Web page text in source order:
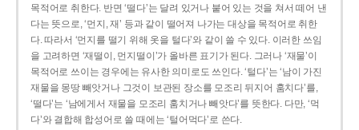
목적어로 취한다. 반면 ‘떨다’는 달려 있거나 붙어 있는 것을 쳐서 떼어 낸
다는 뜻으로, ‘먼지, 재’ 등과 같이 떨어져 나가는 대상을 목적어로 취한
다. 따라서 ‘먼지를 떨기 위해 옷을 털다’와 같이 쓸 수 있다. 이러한 쓰임
을 고려하면 ‘재떨이, 먼지떨이’가 올바른 표기가 된다. 그러나 ‘재물’이
목적어로 쓰이는 경우에는 유사한 의미로도 쓰인다. ‘털다’는 ‘남이 가진
재물을 몽땅 빼앗거나 그것이 보관된 장소를 모조리 뒤지어 훔치다’를,
‘떨다’는 ‘남에게서 재물을 모조리 훔치거나 빼앗다’를 뜻한다. 다만, ‘먹
다’와 결합해 합성어로 쓸 때에는 ‘털어먹다’로 쓴다.